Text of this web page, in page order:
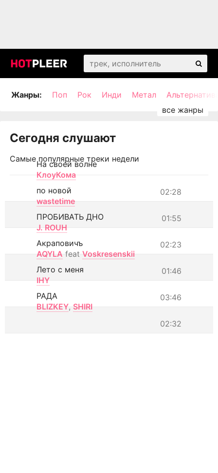
Жанры: Поп Рок Инди Метал
Сегодня слушают
Самые популярные треки недели
На своей волне
КлоуКома
02:28
по новой
wastetime
01:55
ПРОБИВАТЬ ДНО
J. ROUH
02:23
Акраповичъ
AQYLA feat Voskresenskii
01:46
Лето с меня
IHY
03:46
РАДА
BLIZKEY, SHIRI
02:32